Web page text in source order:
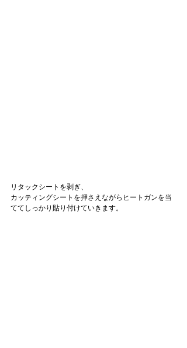
リタックシートを剥ぎ、
カッティングシートを押さえながらヒートガンを当
ててしっかり貼り付けていきます。